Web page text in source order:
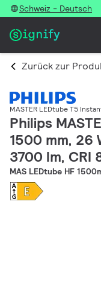
Schweiz - Deutsch
Zurück zur
MASTER LEDtube T5
Philips
1500 mm, 26
3700 lm,
MAS LEDtube HF